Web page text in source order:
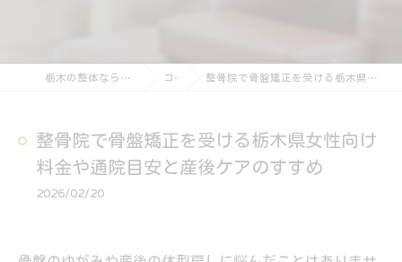
栃木の整体ならイーケア整骨院グループ コラム 整骨院で骨盤矯正を受ける栃木県女性向け料金や通院目安と産後ケアのすすめ
整骨院で骨盤矯正を受ける栃木県女性向け
料金や通院目安と産後ケアのすすめ
2026/02/20